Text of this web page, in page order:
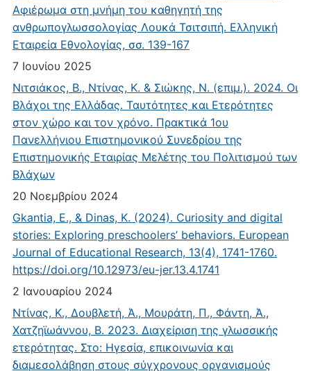
Αφιέρωμα στη μνήμη του καθηγητή της
ανθρωπογλωσσολογίας Λουκά Τσιτσιπή. Ελληνική
Εταιρεία Εθνολογίας, σσ. 139-167
7 Ιουνίου 2025
Νιτσιάκος, Β., Ντίνας, Κ. & Σιώκης, Ν. (επιμ.). 2024. Οι
Βλάχοι της Ελλάδας. Ταυτότητες και Ετερότητες
στον χώρο και τον χρόνο. Πρακτικά 1ου
Πανελλήνιου Επιστημονικού Συνεδρίου της
Επιστημονικής Εταιρίας Μελέτης του Πολιτισμού των
Βλάχων
20 Νοεμβρίου 2024
Gkantia, E., & Dinas, K. (2024). Curiosity and digital
stories: Exploring preschoolers’ behaviors. European
Journal of Educational Research, 13(4), 1741-1760.
https://doi.org/10.12973/eu-jer.13.4.1741
2 Ιανουαρίου 2024
Ντίνας, Κ., Δουβλετή, Ά., Μουράτη, Π., Φάντη, Ά.,
Χατζηϊωάννου, Β. 2023. Διαχείριση της γλωσσικής
ετερότητας. Στο: Ηγεσία, επικοινωνία και
διαμεσολάβηση στους σύγχρονους οργανισμούς